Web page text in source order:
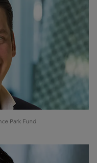
Park Fund